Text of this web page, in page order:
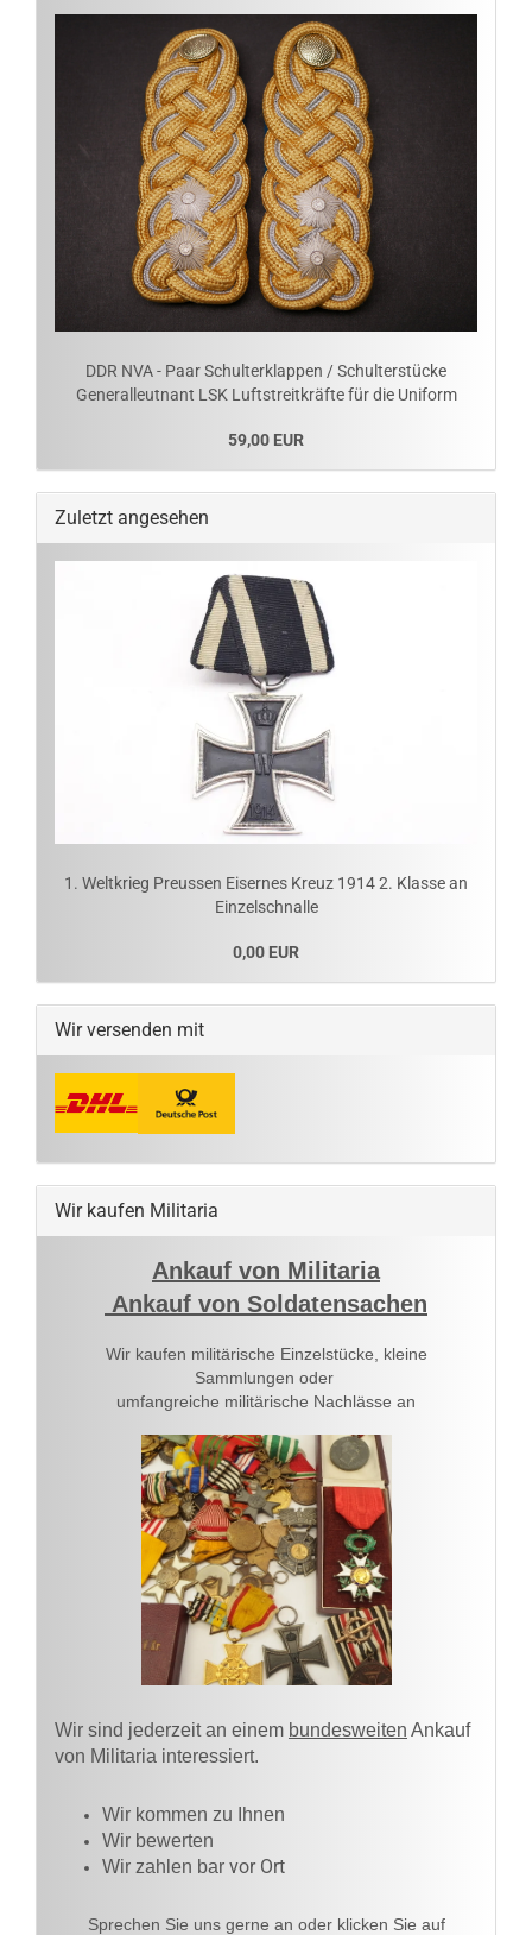
DDR NVA - Paar Schulterklappen / Schulterstücke
Generalleutnant LSK Luftstreitkräfte für die Uniform
59,00 EUR
Zuletzt angesehen
1. Weltkrieg Preussen Eisernes Kreuz 1914 2. Klasse an
Einzelschnalle
0,00 EUR
Wir versenden mit
Wir kaufen Militaria
Ankauf von Militaria
Ankauf von Soldatensachen
Wir kaufen militärische Einzelstücke, kleine
Sammlungen oder
umfangreiche militärische Nachlässe an
Wir sind jederzeit an einem bundesweiten Ankauf
von Militaria interessiert.
Wir kommen zu Ihnen​
Wir bewerten
Wir zahlen bar vor Ort
Sprechen Sie uns gerne an oder klicken Sie auf